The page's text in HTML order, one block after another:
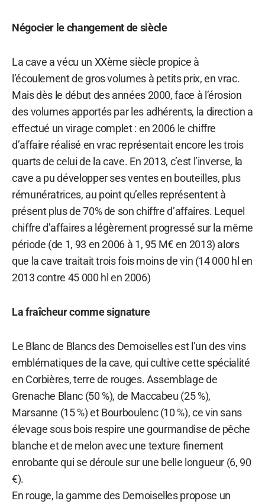
Négocier le changement de siècle
La cave a vécu un XXème siècle propice à
l’écoulement de gros volumes à petits prix, en vrac.
Mais dès le début des années 2000, face à l’érosion
des volumes apportés par les adhérents, la direction a
effectué un virage complet : en 2006 le chiffre
d’affaire réalisé en vrac représentait encore les trois
quarts de celui de la cave. En 2013, c’est l’inverse, la
cave a pu développer ses ventes en bouteilles, plus
rémunératrices, au point qu’elles représentent à
présent plus de 70% de son chiffre d’affaires. Lequel
chiffre d’affaires a légèrement progressé sur la même
période (de 1, 93 en 2006 à 1, 95 M€ en 2013) alors
que la cave traitait trois fois moins de vin (14 000 hl en
2013 contre 45 000 hl en 2006)
La fraîcheur comme signature
Le Blanc de Blancs des Demoiselles est l’un des vins
emblématiques de la cave, qui cultive cette spécialité
en Corbières, terre de rouges. Assemblage de
Grenache Blanc (50 %), de Maccabeu (25 %),
Marsanne (15 %) et Bourboulenc (10 %), ce vin sans
élevage sous bois respire une gourmandise de pêche
blanche et de melon avec une texture finement
enrobante qui se déroule sur une belle longueur (6, 90
€).
En rouge, la gamme des Demoiselles propose un